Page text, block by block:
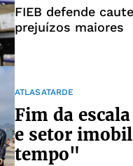
FIEB defende
prejuízos maiores
ATLASATARDE
Fim da
e setor
tempo"